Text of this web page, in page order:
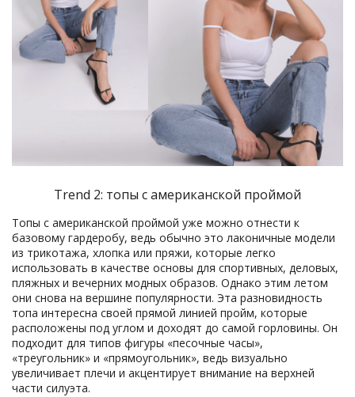
Trend 2: топы с американской проймой
Топы с американской проймой уже можно отнести к
базовому гардеробу, ведь обычно это лаконичные модели
из трикотажа, хлопка или пряжи, которые легко
использовать в качестве основы для спортивных, деловых,
пляжных и вечерних модных образов. Однако этим летом
они снова на вершине популярности. Эта разновидность
топа интересна своей прямой линией пройм, которые
расположены под углом и доходят до самой горловины. Он
подходит для типов фигуры «песочные часы»,
«треугольник» и «прямоугольник», ведь визуально
увеличивает плечи и акцентирует внимание на верхней
части силуэта.